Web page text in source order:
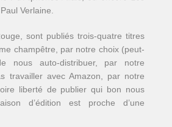
Verlaine.
sont publiés trois-quatre titres
champêtre, par notre choix (peut-
nous auto-distribuer, par notre
travailler avec Amazon, par notre
liberté de publier qui bon nous
d’édition est proche d’une